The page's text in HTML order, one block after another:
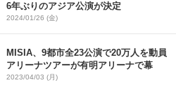
6年ぶりのアジア公演が決定
2024/01/26 (金)
MISIA、9都市全23公演で20万人を動員
アリーナツアーが有明アリーナで幕
2023/04/03 (月)